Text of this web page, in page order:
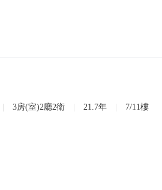
3房(室)2廳2衛 21.7年 7/11樓